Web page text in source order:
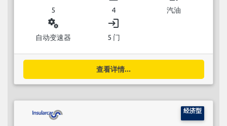
5 4 汽油
miscellaneous_services
自动变速器
login
5 门
查看详情...
经济型